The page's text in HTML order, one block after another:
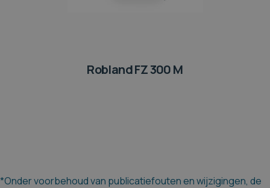
Robland FZ 300 M
*Onder voorbehoud van publicatiefouten en wijzigingen, de